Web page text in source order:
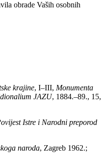
obrade Vaših osobnih
krajine, I–III, Monumenta
JAZU, 1884.–89., 15,
Istre i Narodni preporod
naroda, Zagreb 1962.;